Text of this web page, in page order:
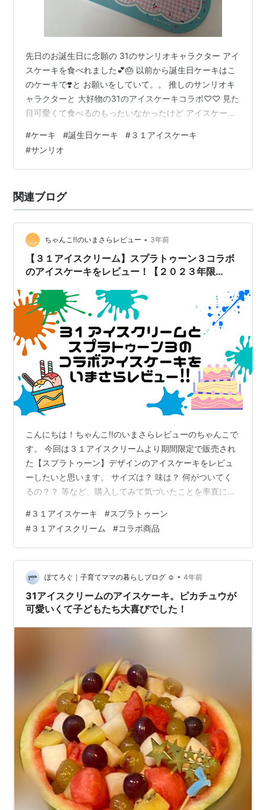
先日のお誕生日に念願の 31のサンリオキャラクター アイ
スケーキを食べれました💕🎂 以前から誕生日ケーキはこ
のケーキで❣️と お願いをしていて。。 推しのサンリオキ
ャラクターと 大好物の31のアイスケーキコラボ♡♡ 見た
目可愛くて食べるのもったいなかったけど アイスケーキ
ですぐに完食😋笑 おいしかった😊また来年お願いしよう
🥰 楽天room🧸
https://room.rakuten.co.jp/room_1350/items ランキング
ト ポッピングシャワー×1 キャラメルリボン×1 ベリ…
#ケーキ #誕生日ケーキ #３１アイスケーキ
#サンリオ
関連ブログ
ちゃんこ‼︎のいまさらレビュー • 3年前
【３１アイスクリーム】スプラトゥーン３コラボ
のアイスケーキをレビュー！【２０２３年限
こんにちは！ちゃんこ!!のいまさらレビューのちゃんこで
す。 今回は３１アイスクリームより期間限定で販売され
た【スプラトゥーン】デザインのアイスケーキをレビュ
ーしたいと思います。 サイズは？ 味は？ 何がついてく
るの？？ 等など、購入してみて気づいたことを率直にお
で、この記事を見られている時期によってはすでに販売
が終了している可能性もございます・・・。 サーティー
ワンのアイスケーキの購入を検討している方は、是非と
も参考にしてくみてくださいね♪ スプラトゥーン３コラボ
のアイスケーキはいつまで？ 気になる料金と購入方法 い
ざ！アイスケーキを受け取っ…
#３１アイスケーキ #スプラトゥーン
#３１アイスクリーム #コラボ商品
ぽてろぐ｜子育てママの暮らしブログ ☺︎ • 4年前
31アイスクリームのアイスケーキ。ピカチュウが
可愛いくて子どもたち大喜びでした！